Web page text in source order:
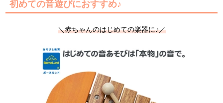
初めての音遊びにおすすめ♪
＼赤ちゃんのはじめての楽器に♪／